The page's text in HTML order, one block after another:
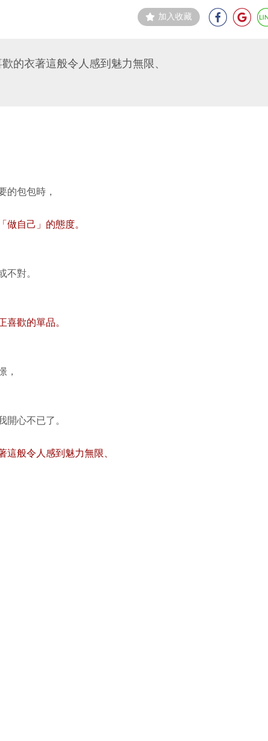
加入收藏
的衣著這般令人感到魅力無限、
的包包時，
自己」的態度。
對。
歡的單品。
，
心不已了。
般令人感到魅力無限、